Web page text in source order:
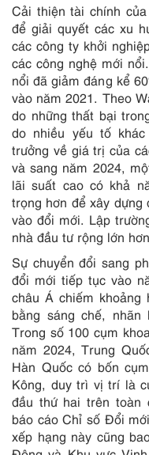
Cải thiện tài chính
để giải quyết các xu
các công ty khởi
các công nghệ mới
nổi đã giảm đáng kể
vào năm 2021. Theo
do những thất bại
do nhiều yếu tố
trưởng về giá trị của
và sang năm 2024,
lãi suất cao có khả
trọng hơn để xây
vào đổi mới. Lập
nhà đầu tư rộng lớn
Sự chuyển đổi sang
đổi mới tiếp tục vào
châu Á chiếm
bằng sáng chế, nhãn
Trong số 100 cụm
năm 2024, Trung
Hàn Quốc có bốn
Kông, duy trì vị trí là
đầu thứ hai trên toàn
báo cáo Chỉ số Đổi
xếp hạng này cũng